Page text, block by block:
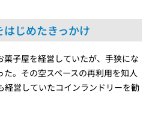
じめたきっかけ
子屋を経営していたが、手狭にな
。その空スペースの再利用を知人
経営していたコインランドリーを勧